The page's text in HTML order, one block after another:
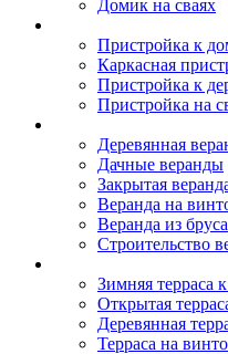
Домик на сваях
Пристройка к
Каркасная
Пристройка к
Пристройка на
Деревянная
Дачные веранды
Закрытая
Веранда на
Веранда из бруса
Строительство
Зимняя терраса
Открытая
Деревянная
Терраса на